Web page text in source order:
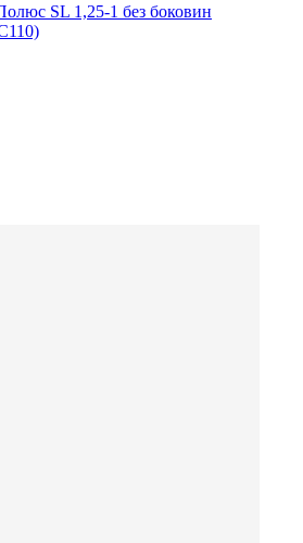
SL 1,25-1 без боковин